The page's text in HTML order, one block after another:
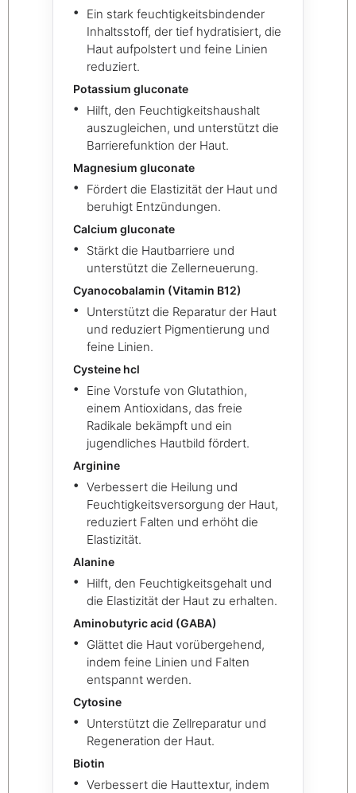
Ein stark feuchtigkeitsbindender
Inhaltsstoff, der tief hydratisiert, die
Haut aufpolstert und feine Linien
reduziert.
Potassium gluconate
Hilft, den Feuchtigkeitshaushalt
auszugleichen, und unterstützt die
Barrierefunktion der Haut.
Magnesium gluconate
Fördert die Elastizität der Haut und
beruhigt Entzündungen.
Calcium gluconate
Stärkt die Hautbarriere und
unterstützt die Zellerneuerung.
Cyanocobalamin (Vitamin B12)
Unterstützt die Reparatur der Haut
und reduziert Pigmentierung und
feine Linien.
Cysteine hcl
Eine Vorstufe von Glutathion,
einem Antioxidans, das freie
Radikale bekämpft und ein
jugendliches Hautbild fördert.
Arginine
Verbessert die Heilung und
Feuchtigkeitsversorgung der Haut,
reduziert Falten und erhöht die
Elastizität.
Alanine
Hilft, den Feuchtigkeitsgehalt und
die Elastizität der Haut zu erhalten.
Aminobutyric acid (GABA)
Glättet die Haut vorübergehend,
indem feine Linien und Falten
entspannt werden.
Cytosine
Unterstützt die Zellreparatur und
Regeneration der Haut.
Biotin
Verbessert die Hauttextur, indem